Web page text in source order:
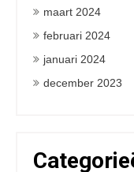
maart 2024
februari 2024
januari 2024
december 2023